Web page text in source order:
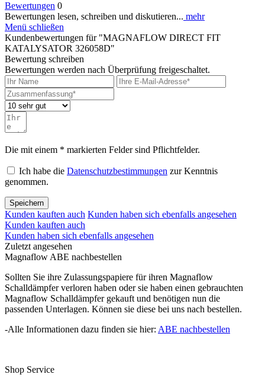
Bewertungen 0
Bewertungen lesen, schreiben und diskutieren... mehr
Menü schließen
Kundenbewertungen für "MAGNAFLOW DIRECT FIT
KATALYSATOR 326058D"
Bewertung schreiben
Bewertungen werden nach Überprüfung freigeschaltet.
Die mit einem * markierten Felder sind Pflichtfelder.
Ich habe die Datenschutzbestimmungen zur Kenntnis
genommen.
Speichern
Kunden kauften auch Kunden haben sich ebenfalls angesehen
Kunden kauften auch
Kunden haben sich ebenfalls angesehen
Zuletzt angesehen
Magnaflow ABE nachbestellen
Sollten Sie ihre Zulassungspapiere für ihren Magnaflow
Schalldämpfer verloren haben oder sie haben einen gebrauchten
Magnaflow Schalldämpfer gekauft und benötigen nun die
passenden Unterlagen. Können sie diese bei uns nach bestellen.
-Alle Informationen dazu finden sie hier: ABE nachbestellen
Shop Service